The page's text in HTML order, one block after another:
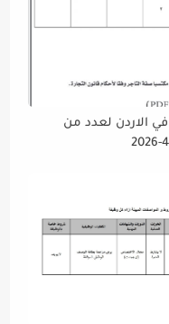
الاردن لعدد من